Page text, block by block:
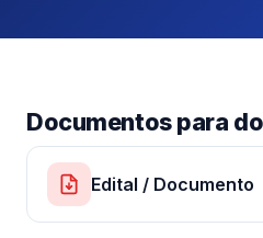
Documentos para
Edital / Documento